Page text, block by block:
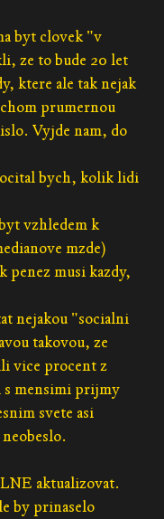
byt clovek "v
ze to bude 20 let
ktere ale tak nejak
prumernou
Vyjde nam, do
bych, kolik lidi
vzhledem k
mzde)
penez musi kazdy,
nejakou "socialni
takovou, ze
vice procent z
s mensimi prijmy
svete asi
aktualizovat.
by prinaselo